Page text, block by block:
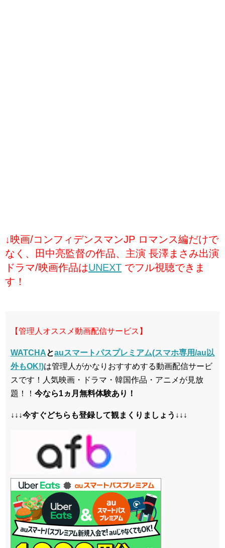
↓映画/コンフィデンスマンJP ロマンス編だけで
なく、田中亮監督の作品、主演 長澤まさみ出演
ドラマ/映画作品はUNEXT でフル視聴できま
す！
【管理人オススメ動画配信サービス】
WATCHAとauスマートパスプレミアム(スマホ専用/au以
外もOK!)は管理人がかなりおすすめする動画配信サービ
スです！人気映画・ドラマ・韓国作品・アニメが見放
題！！ 今なら1ヵ月無料体験あり！
↓↓↓今すぐどちらも登録して観まくりましょう↓↓↓